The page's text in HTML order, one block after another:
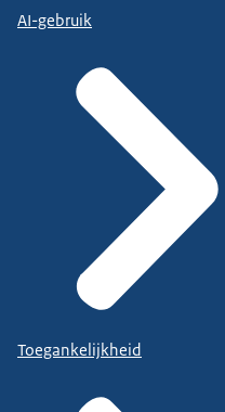
AI-gebruik
Toegankelijkheid